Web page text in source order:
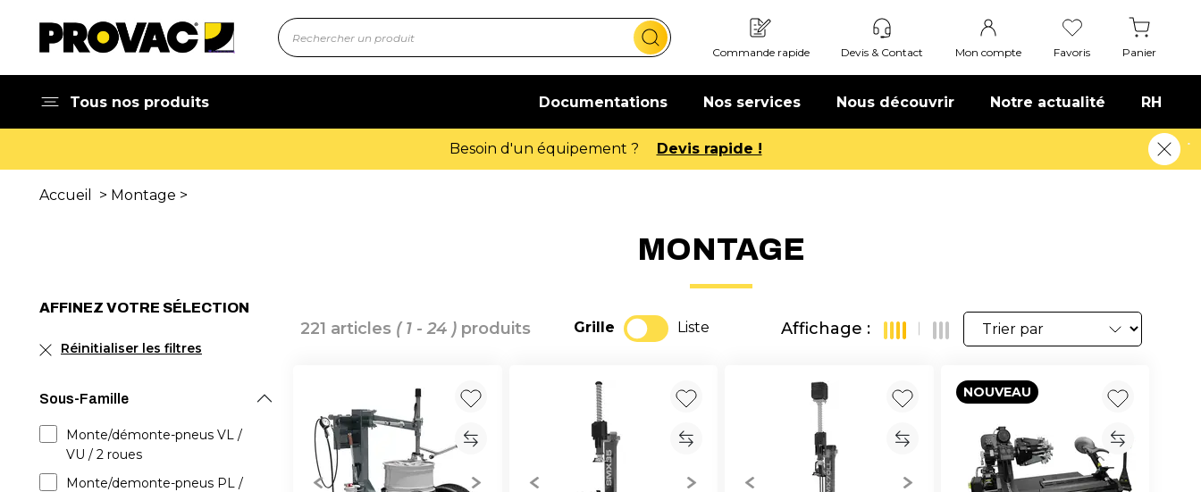
Commande rapide Devis & Contact Mon compte Favoris Panier
Tous nos produits Documentations Nos services Nous découvrir Notre actualité RH
Offre de bienvenue : 20€ offerts ! En savoir plus
Accueil > Montage >
AFFINEZ VOTRE SÉLECTION
Réinitialiser les filtres
Sous-Famille
Monte/démonte-pneus VL /
VU / 2 roues
Monte/demonte-pneus PL /
MONTAGE
221 articles ( 1 - 24 ) produits Grille Liste Affichage :
NOUVEAU